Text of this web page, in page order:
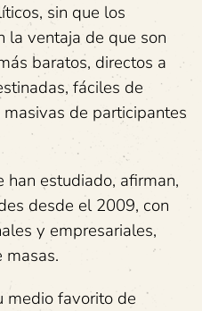
sin que los
la ventaja de que son
baratos, directos a
fáciles de
de participantes
han estudiado, afirman,
desde el 2009, con
y empresariales,
masas.
medio favorito de